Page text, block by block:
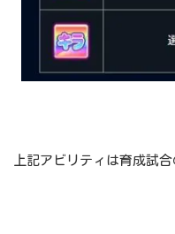
上記アビリティは育成試